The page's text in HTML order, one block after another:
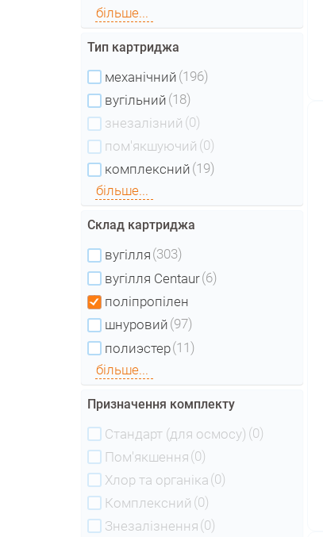
більше...
Тип картриджа
механічний (196)
вугільний (18)
знезалізний (0)
пом'якшуючий (0)
комплексний (19)
більше...
Склад картриджа
вугілля (303)
вугілля Centaur(6)
поліпропілен
шнуровий (97)
полиэстер(11)
більше...
Призначення комплекту
Стандарт (для осмосу) (0)
Пом'якшення (0)
Хлор та органіка (0)
Комплексний (0)
Знезалізнення (0)